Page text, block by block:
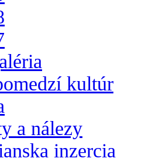
kultúr
a nálezy
inzercia